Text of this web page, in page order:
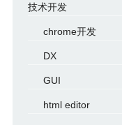
技术开发
chrome开发
DX
GUI
html editor